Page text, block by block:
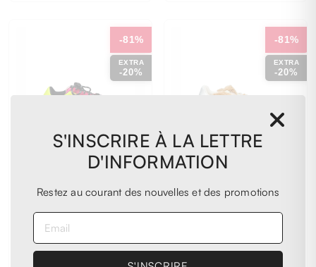
S'INSCRIRE À LA LETTRE
D'INFORMATION
Restez au courant des nouvelles et des promotions
EXTRA
-20%
-81%
MCCARTNEY
810025_E00013_5596
Stella Mccartney
EXTRA
-20%
-81%
Stella Mccartney
Femme beige